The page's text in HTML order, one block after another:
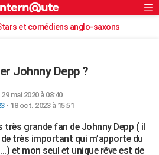
Rechercher
S'inscrire
Connexion
et comédiens anglo-saxons
Johnny Depp ?
mai 2020 à 08:40
- 18 oct. 2023 à 15:51
très grande fan de Johnny Depp ( il
très important qui m’apporte du
et mon seul et unique rêve est de